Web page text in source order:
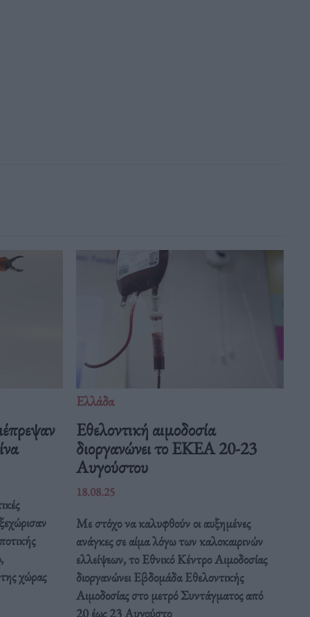
χώρας
Ελλάδα
Eθελοντική αιμοδοσία
διοργανώνει το ΕΚΕΑ 20-23
Αυγούστου
18.08.25
Με στόχο να καλυφθούν οι αυξημένες
ανάγκες σε αίμα λόγω των καλοκαιρινών
ελλείψεων, το Εθνικό Κέντρο Αιμοδοσίας
διοργανώνει Εβδομάδα Εθελοντικής
Αιμοδοσίας στο μετρό Συντάγματος από
20 έως 23 Αυγούστο